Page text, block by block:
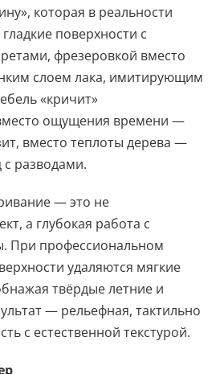
которая в реальности
поверхности с
фрезеровкой вместо
слоем лака, имитирующим
«кричит»
ощущения времени —
вместо теплоты дерева —
с разводами.
— это не
а глубокая работа с
При профессиональном
удаляются мягкие
твёрдые летние и
— рельефная, тактильно
с естественной текстурой.